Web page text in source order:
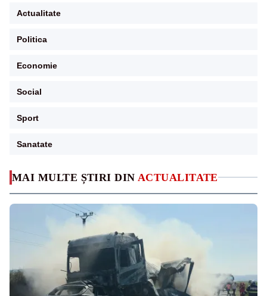
MAI MULTE ȘTIRI DIN ACTUALITATE
Actualitate
Politica
Economie
Social
Sport
Sanatate